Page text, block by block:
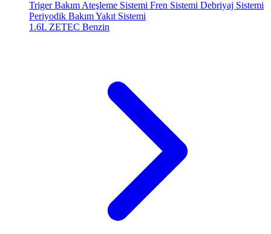
Triger Bakım Ateşleme Sistemi Fren Sistemi Debriyaj Sistemi
Periyodik BakımYakıt Sistemi
1.6L ZETEC Benzin